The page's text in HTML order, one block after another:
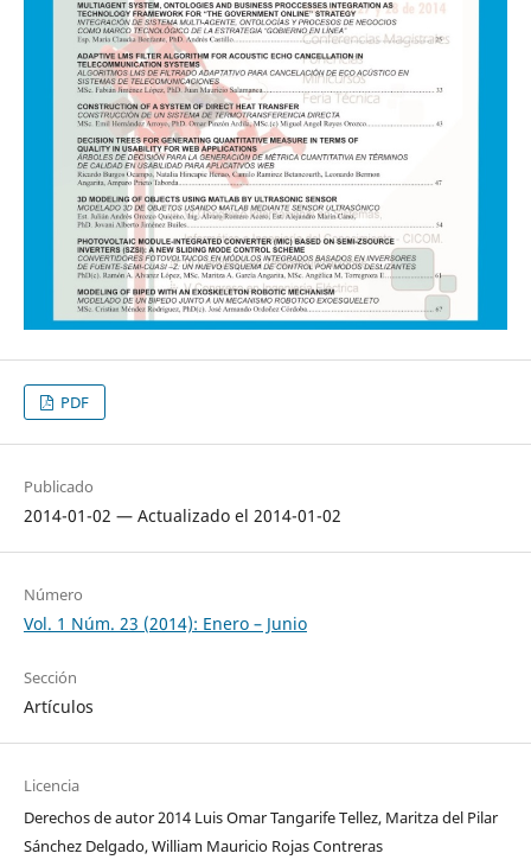
PDF
Publicado
2014-01-02 — Actualizado el 2014-01-02
Número
Vol. 1 Núm. 23 (2014): Enero – Junio
Sección
Artículos
Licencia
Derechos de autor 2014 Luis Omar Tangarife Tellez, Maritza del Pilar
Sánchez Delgado, William Mauricio Rojas Contreras